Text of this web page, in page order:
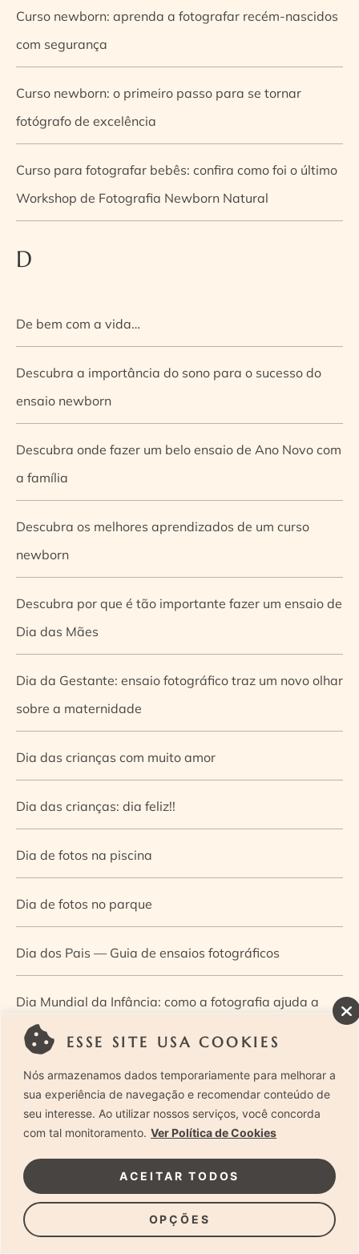
ESSE SITE USA COOKIES
Nós armazenamos dados temporariamente para melhorar a
sua experiência de navegação e recomendar conteúdo de
seu interesse. Ao utilizar nossos serviços, você concorda
com tal monitoramento. Ver Política de Cookies
OPÇÕES
ACEITAR TODOS
Curso newborn: aprenda a fotografar recém-nascidos
com segurança
Curso newborn: o primeiro passo para se tornar
fotógrafo de excelência
Curso para fotografar bebês: confira como foi o último
Workshop de Fotografia Newborn Natural
D
De bem com a vida…
Descubra a importância do sono para o sucesso do
ensaio newborn
Descubra onde fazer um belo ensaio de Ano Novo com
a família
Descubra os melhores aprendizados de um curso
newborn
Descubra por que é tão importante fazer um ensaio de
Dia das Mães
Dia da Gestante: ensaio fotográfico traz um novo olhar
sobre a maternidade
Dia das crianças com muito amor
Dia das crianças: dia feliz!!
Dia de fotos na piscina
Dia de fotos no parque
Dia dos Pais — Guia de ensaios fotográficos
Dia Mundial da Infância: como a fotografia ajuda a
construir a memória e a identidade da criança
Diário de uma grávida e sua pequena
Dica de especialista: como otimizar o fluxo de trabalho
no ensaio newborn?
Dica de especialista: qual o melhor guia de poses para
fotografia newborn?